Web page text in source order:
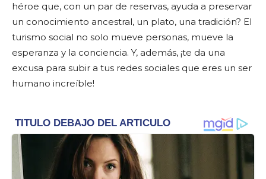
héroe que, con un par de reservas, ayuda a preservar
un conocimiento ancestral, un plato, una tradición? El
turismo social no solo mueve personas, mueve la
esperanza y la conciencia. Y, además, ¡te da una
excusa para subir a tus redes sociales que eres un ser
humano increíble!